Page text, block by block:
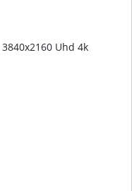
Uhd 4k